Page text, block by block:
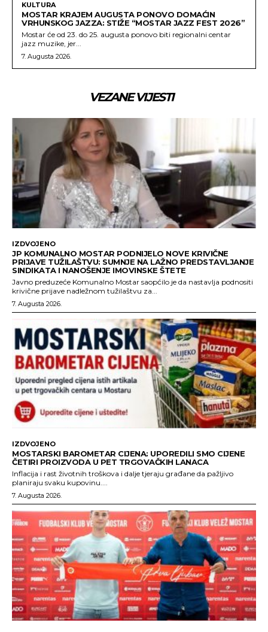
KULTURA
MOSTAR KRAJEM AUGUSTA PONOVO DOMAĆIN
VRHUNSKOG JAZZA: STIŽE “MOSTAR JAZZ FEST 2026”
Mostar će od 23. do 25. augusta ponovo biti regionalni centar
jazz muzike, jer...
7. Augusta 2026.
VEZANE VIJESTI
IZDVOJENO
JP KOMUNALNO MOSTAR PODNIJELO NOVE KRIVIČNE
PRIJAVE TUŽILAŠTVU: SUMNJE NA LAŽNO PREDSTAVLJANJE
SINDIKATA I NANOŠENJE IMOVINSKE ŠTETE
Javno preduzeće Komunalno Mostar saopćilo je da nastavlja podnositi
krivične prijave nadležnom tužilaštvu za...
7. Augusta 2026.
IZDVOJENO
MOSTARSKI BAROMETAR CIJENA: UPOREDILI SMO CIJENE
ČETIRI PROIZVODA U PET TRGOVAČKIH LANACA
Inflacija i rast životnih troškova i dalje tjeraju građane da pažljivo
planiraju svaku kupovinu....
7. Augusta 2026.